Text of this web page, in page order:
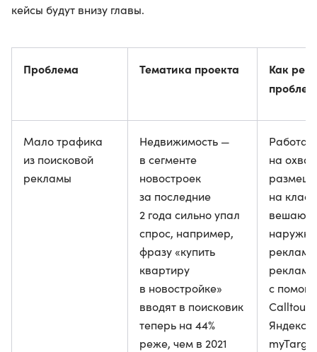
кейсы будут внизу главы.
Проблема Тематика проекта
Как
Мало трафика
из поисковой
рекламы
Недвижимость —
в сегменте
новостроек
за последние
2 года сильно упал
спрос, например,
фразу «купить
квартиру
в новостройке»
вводят в поисковик
теперь на 44%
реже, чем в 2021
на
на
вешают
рекламу,
с
Яндекса,